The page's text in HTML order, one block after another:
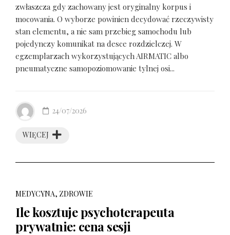
zwłaszcza gdy zachowany jest oryginalny korpus i
mocowania. O wyborze powinien decydować rzeczywisty
stan elementu, a nie sam przebieg samochodu lub
pojedynczy komunikat na desce rozdzielczej. W
egzemplarzach wykorzystujących AIRMATIC albo
pneumatyczne samopoziomowanie tylnej osi...
WIĘCEJ
24/07/2026
MEDYCYNA, ZDROWIE
Ile kosztuje psychoterapeuta
prywatnie: cena sesji